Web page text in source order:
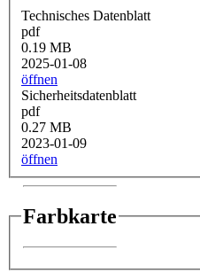
Technisches Datenblatt
pdf
0.19 MB
2025-01-08
öffnen
Sicherheitsdatenblatt
pdf
0.27 MB
2023-01-09
öffnen
Farbkarte